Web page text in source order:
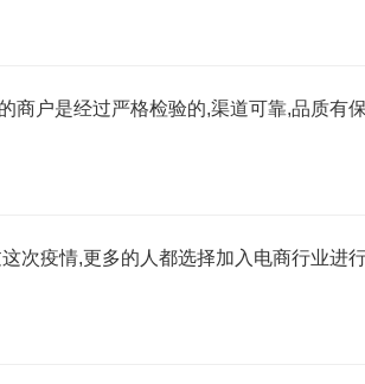
商户是经过严格检验的,渠道可靠,品质有
次疫情,更多的人都选择加入电商行业进